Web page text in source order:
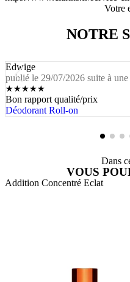
Votre
NOTRE
Edwige
publié le 29/07/2026 suite à
★★★★★
Bon rapport qualité/prix
Déodorant Roll-on
Dans
VOUS
Addition Concentré Eclat